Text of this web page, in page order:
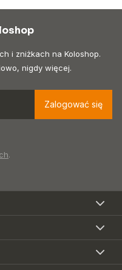
i zniżkach na Koloshop.
nigdy więcej.
Zalogować się
.